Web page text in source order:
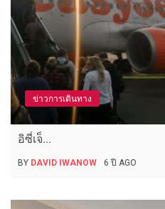
ข่าวการเดินทาง
อิซี่เจ็...
BY DAVID IWANOW 6 ปี AGO